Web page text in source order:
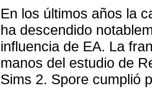
En los últimos años la
ha descendido
influencia de EA. La
manos del estudio de
Sims 2. Spore cumplió